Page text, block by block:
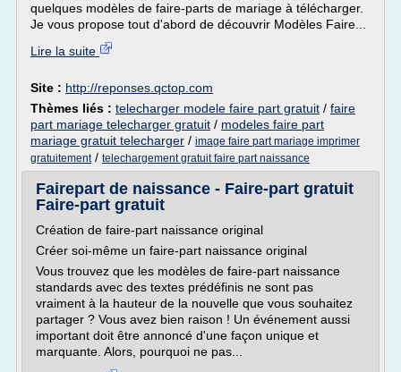
quelques modèles de faire-parts de mariage à télécharger.
Je vous propose tout d'abord de découvrir Modèles Faire...
Lire la suite
Site : http://reponses.qctop.com
Thèmes liés : telecharger modele faire part gratuit / faire
part mariage telecharger gratuit / modeles faire part
mariage gratuit telecharger / image faire part mariage imprimer
gratuitement/ telechargement gratuit faire part naissance
Fairepart de naissance - Faire-part gratuit
Faire-part gratuit
Création de faire-part naissance original
Créer soi-même un faire-part naissance original
Vous trouvez que les modèles de faire-part naissance
standards avec des textes prédéfinis ne sont pas
vraiment à la hauteur de la nouvelle que vous souhaitez
partager ? Vous avez bien raison ! Un événement aussi
important doit être annoncé d'une façon unique et
marquante. Alors, pourquoi ne pas...